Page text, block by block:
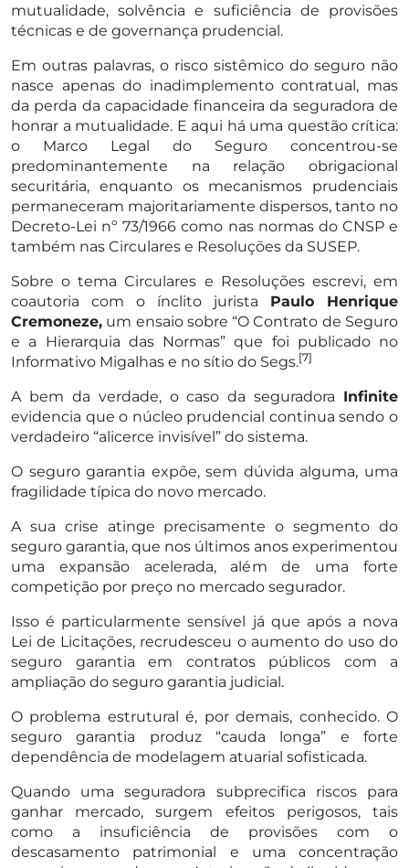
mutualidade, solvência e suficiência de provisões
técnicas e de governança prudencial.
Em outras palavras, o risco sistêmico do seguro não
nasce apenas do inadimplemento contratual, mas
da perda da capacidade financeira da seguradora de
honrar a mutualidade. E aqui há uma questão crítica:
o Marco Legal do Seguro concentrou-se
predominantemente na relação obrigacional
securitária, enquanto os mecanismos prudenciais
permaneceram majoritariamente dispersos, tanto no
Decreto-Lei nº 73/1966 como nas normas do CNSP e
também nas Circulares e Resoluções da SUSEP.
Sobre o tema Circulares e Resoluções escrevi, em
coautoria com o ínclito jurista Paulo Henrique
Cremoneze, um ensaio sobre “O Contrato de Seguro
e a Hierarquia das Normas” que foi publicado no
Informativo Migalhas e no sítio do Segs.[7]
A bem da verdade, o caso da seguradora Infinite
evidencia que o núcleo prudencial continua sendo o
verdadeiro “alicerce invisível” do sistema.
O seguro garantia expõe, sem dúvida alguma, uma
fragilidade típica do novo mercado.
A sua crise atinge precisamente o segmento do
seguro garantia, que nos últimos anos experimentou
uma expansão acelerada, além de uma forte
competição por preço no mercado segurador.
Isso é particularmente sensível já que após a nova
Lei de Licitações, recrudesceu o aumento do uso do
seguro garantia em contratos públicos com a
ampliação do seguro garantia judicial.
O problema estrutural é, por demais, conhecido. O
seguro garantia produz “cauda longa” e forte
dependência de modelagem atuarial sofisticada.
Quando uma seguradora subprecifica riscos para
ganhar mercado, surgem efeitos perigosos, tais
como a insuficiência de provisões com o
descasamento patrimonial e uma concentração